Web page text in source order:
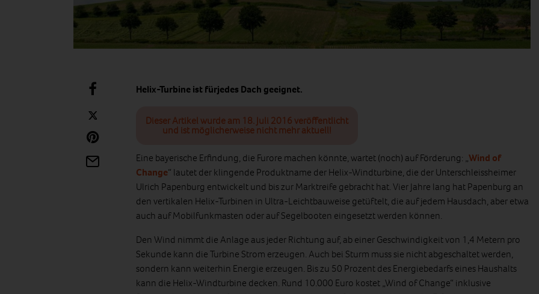
Helix-Turbine ist fürjedes Dach geeignet.
Dieser Artikel wurde am 18. Juli 2016 veröffentlicht
und ist möglicherweise nicht mehr aktuell!
Eine bayerische Erfindung, die Furore machen könnte, wartet (noch) auf Förderung: „Wind of
Change“ lautet der klingende Produktname der Helix-Windturbine, die der Unterschleissheimer
Ulrich Papenburg entwickelt und bis zur Marktreife gebracht hat. Vier Jahre lang hat Papenburg an
den vertikalen Helix-Turbinen in Ultra-Leichtbauweise getüftelt, die auf jedem Hausdach, aber etwa
auch auf Mobilfunkmasten oder auf Segelbooten eingesetzt werden können.
Den Wind nimmt die Anlage aus jeder Richtung auf, ab einer Geschwindigkeit von 1,4 Metern pro
Sekunde kann die Turbine Strom erzeugen. Auch bei Sturm muss sie nicht abgeschaltet werden,
sondern kann weiterhin Energie erzeugen. Bis zu 50 Prozent des Energiebedarfs eines Haushalts
kann die Helix-Windturbine decken. Rund 10.000 Euro kostet „Wind of Change“ inklusive